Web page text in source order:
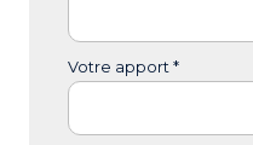
Votre apport *